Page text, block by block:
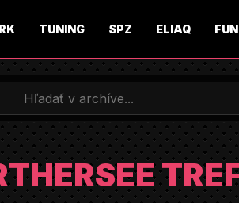
TUNING SPZ ELIAQ FUN